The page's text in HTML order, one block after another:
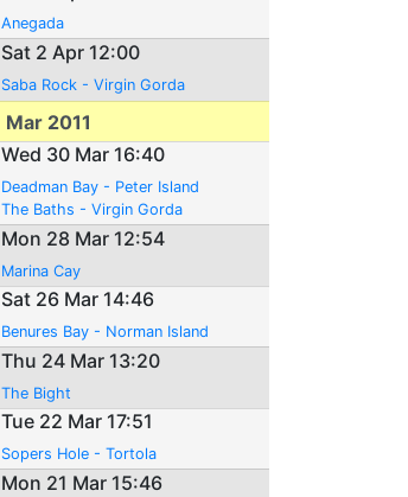
Anegada
Sat 2 Apr 12:00
Saba Rock - Virgin Gorda
Mar 2011
Wed 30 Mar 16:40
Deadman Bay - Peter Island
The Baths - Virgin Gorda
Mon 28 Mar 12:54
Marina Cay
Sat 26 Mar 14:46
Benures Bay - Norman Island
Thu 24 Mar 13:20
The Bight
Tue 22 Mar 17:51
Sopers Hole - Tortola
Mon 21 Mar 15:46